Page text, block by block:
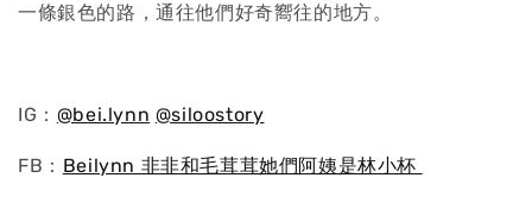
一條銀色的路，通往他們好奇嚮往的地方。
IG： @bei.lynn @siloostory
FB： Beilynn 非非和毛茸茸她們阿姨是林小杯